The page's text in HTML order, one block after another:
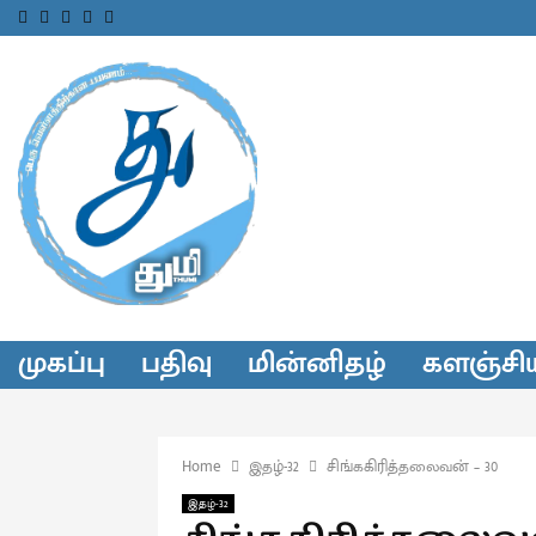
Facebook
TwitterInstagram
Youtube
முகப்பு பதிவு மின்னிதழ்
Home இதழ்-32 சிங்ககிரித்தலைவன் – 30
இதழ்-32